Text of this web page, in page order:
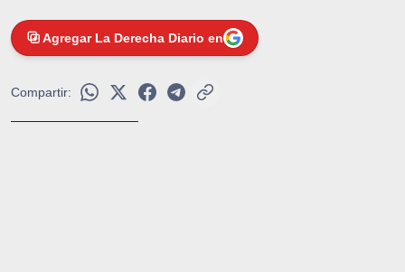
Agregar La Derecha Diario en
Compartir: